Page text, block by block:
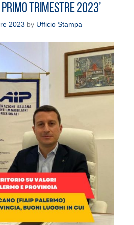
trimestre 2023’
2023 by Ufficio Stampa